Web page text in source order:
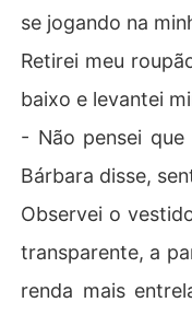
se jogando na
Retirei meu
baixo e levantei
- Não pensei
Bárbara disse,
Observei o
transparente, a
renda mais